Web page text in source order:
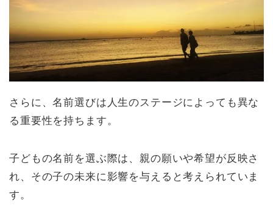
さらに、名前選びは人生のステージによっても異な
る重要性を持ちます。
子どもの名前を選ぶ際は、親の願いや希望が反映さ
れ、その子の未来に影響を与えると考えられていま
す。